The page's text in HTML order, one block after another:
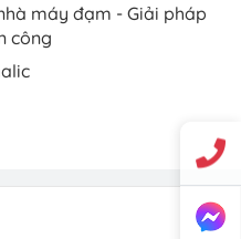
máy đạm - Giải pháp
công